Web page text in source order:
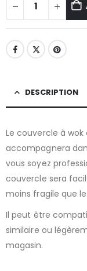
DESCRIPTION
Le couvercle à
accompagnera
vous soyez
couvercle sera
moins fragile que
Il peut être
similaire ou
magasin.